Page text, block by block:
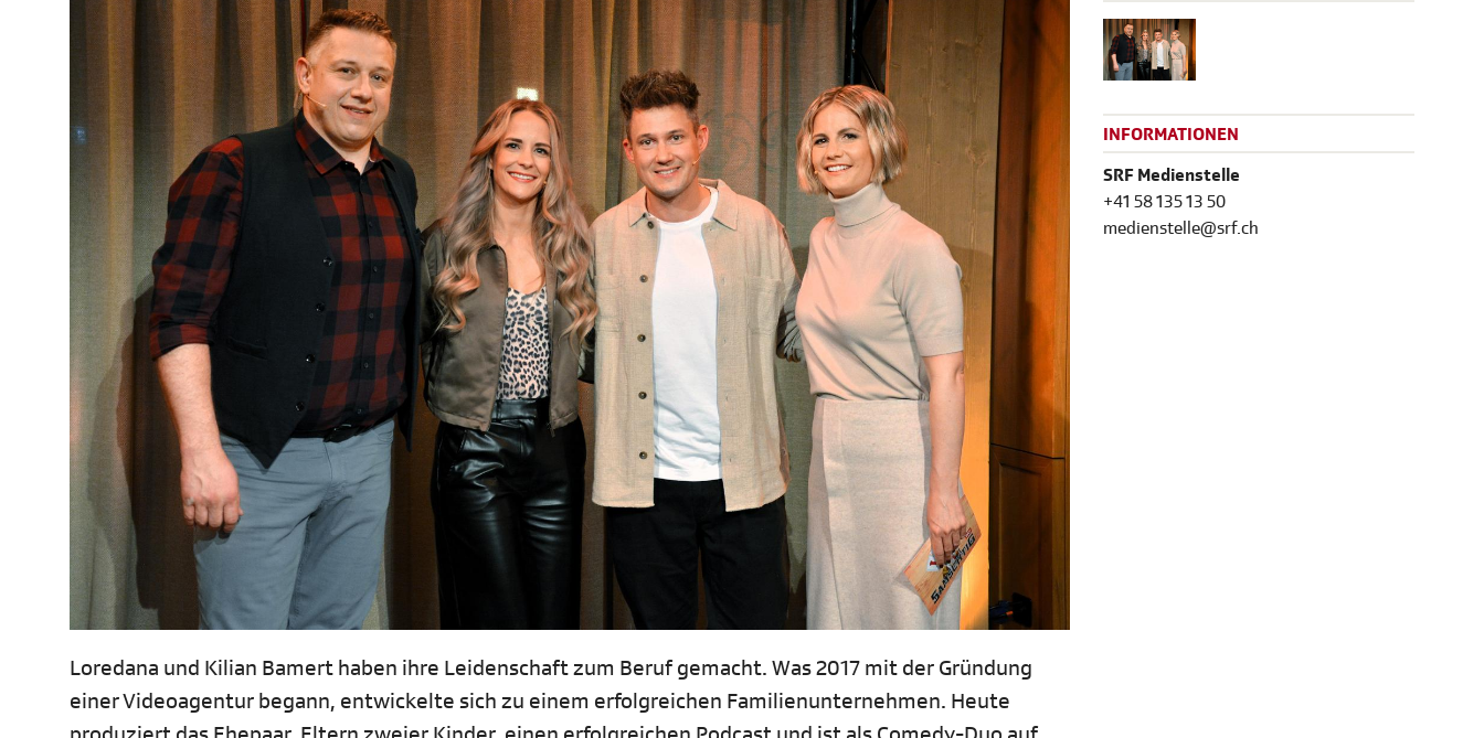
Loredana und Kilian Bamert haben ihre Leidenschaft zum Beruf gemacht. Was 2017 mit der Gründung
einer Videoagentur begann, entwickelte sich zu einem erfolgreichen Familienunternehmen. Heute
INFORMATIONEN
SRF Medienstelle
+41 58 135 13 50
medienstelle@srf.ch